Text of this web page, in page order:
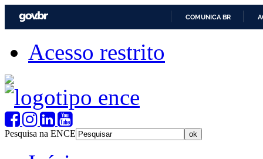
COMUNICA BR
Acesso restrito
Pesquisa na ENCE